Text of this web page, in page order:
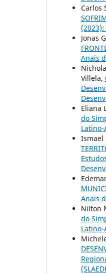
Carlos
Jonas
Anais
Villela,
Eliana
do
Latino-
Ismael
Anais
Nilton
do
Latino-